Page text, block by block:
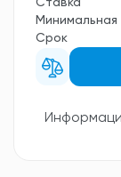
Ставка
Минимальная
Срок